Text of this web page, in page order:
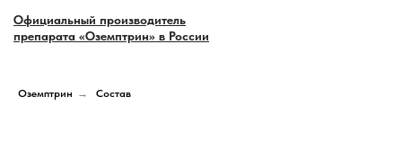
Официальный производитель
препарата «Оземптрин» в России
Оземптрин → Состав